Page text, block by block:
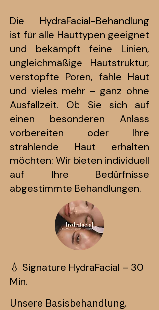
Die HydraFacial-Behandlung
ist für alle Hauttypen geeignet
und bekämpft feine Linien,
ungleichmäßige Hautstruktur,
verstopfte Poren, fahle Haut
und vieles mehr – ganz ohne
Ausfallzeit. Ob Sie sich auf
einen besonderen Anlass
vorbereiten oder Ihre
strahlende Haut erhalten
möchten: Wir bieten individuell
auf Ihre Bedürfnisse
abgestimmte Behandlungen.
💧 Signature HydraFacial – 30
Min.
Unsere Basisbehandlung.